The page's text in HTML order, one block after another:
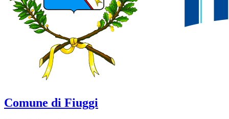
Comune di Fiuggi